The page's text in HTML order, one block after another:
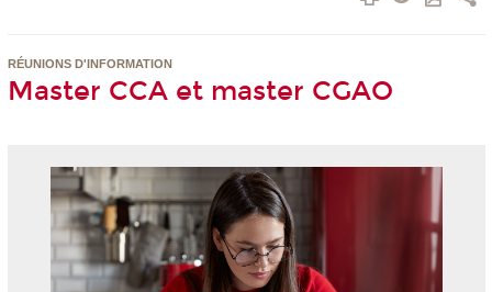
RÉUNIONS D'INFORMATION
Master CCA et master CGAO